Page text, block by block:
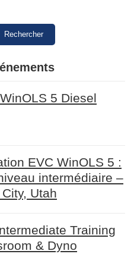
Rechercher
5 Diesel
EVC WinOLS 5 :
intermédiaire –
Utah
Training
& Dyno